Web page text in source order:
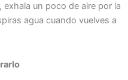
un poco de aire por la
agua cuando vuelves a